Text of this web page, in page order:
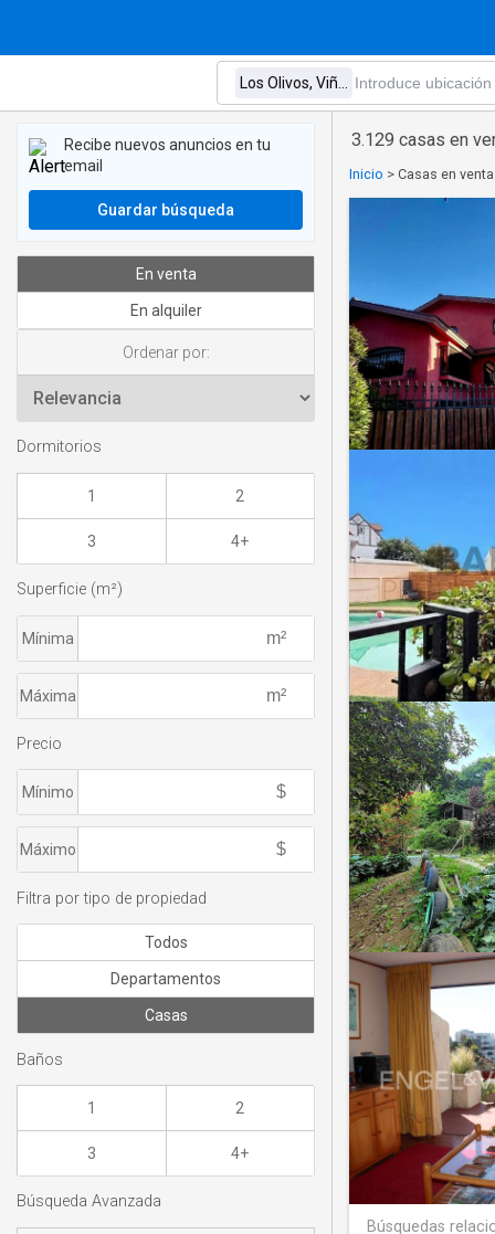
3.129 casas en
Inicio > Casas en
Búsquedas
Recibe nuevos anuncios en tu
email
Guardar búsqueda
En venta
En alquiler
Ordenar por:
Dormitorios
1 2
3 4+
Superficie (m²)
Mínima
Máxima
Precio
Mínimo
Máximo
Filtra por tipo de propiedad
Todos
Departamentos
Casas
Baños
1 2
3 4+
Búsqueda Avanzada